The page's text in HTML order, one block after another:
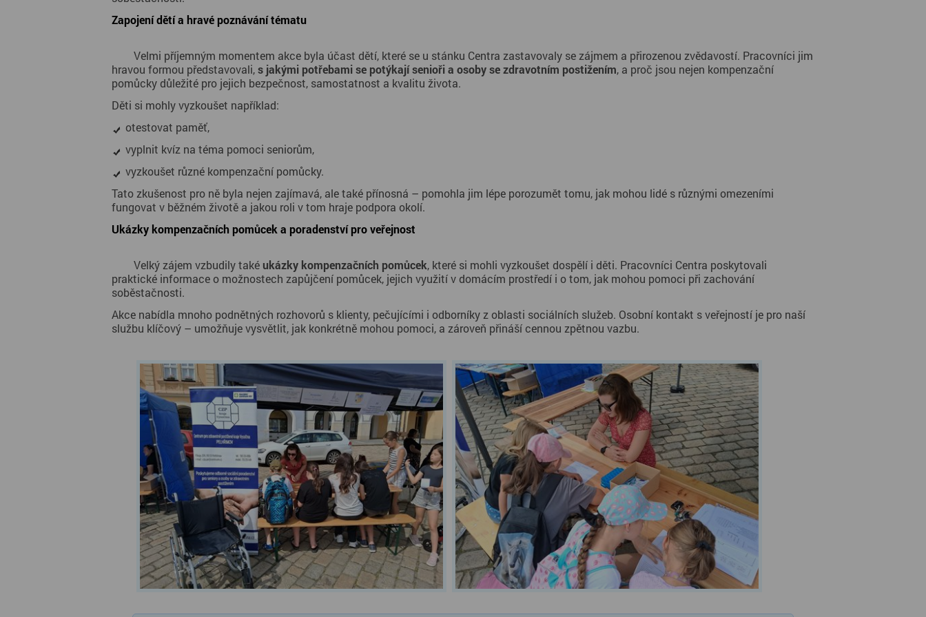
Zapojení dětí a hravé poznávání tématu
hravou formou představovali, s jakými potřebami se potýkají senioři a osoby se zdravotním postižením, a proč jsou nejen kompenzační
Děti si mohly vyzkoušet například:
otestovat paměť,
vyplnit kvíz na téma pomoci seniorům,
vyzkoušet různé kompenzační pomůcky.
Tato zkušenost pro ně byla nejen zajímavá, ale také přínosná – pomohla jim lépe porozumět tomu, jak mohou lidé s různými omezeními
fungovat v běžném životě a jakou roli v tom hraje podpora okolí.
Ukázky kompenzačních pomůcek a poradenství pro veřejnost
	Velký zájem vzbudily také
ukázky kompenzačních pomůcek, které si mohli vyzkoušet dospělí i děti. Pracovníci Centra poskytovali
praktické informace o možnostech zapůjčení pomůcek, jejich využití v domácím prostředí i o tom, jak mohou pomoci při zachování
Akce nabídla mnoho podnětných rozhovorů s klienty, pečujícími i odborníky z oblasti sociálních služeb. Osobní kontakt s veřejností je pro naší
službu klíčový – umožňuje vysvětlit, jak konkrétně mohou pomoci, a zároveň přináší cennou zpětnou vazbu.